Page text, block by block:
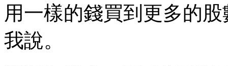
用一樣的錢買到更多的
我說。